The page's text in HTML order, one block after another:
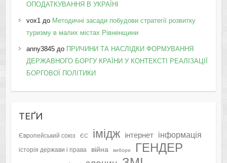
ОПОДАТКУВАННЯ В УКРАЇНІ
vox1до Методичні засади побудови стратегії розвитку
туризму в малих містах Рівненщини
anny3845до ПРИЧИНИ ТА НАСЛІДКИ ФОРМУВАННЯ
ДЕРЖАВНОГО БОРГУ КРАЇНИ У КОНТЕКСТІ РЕАЛІЗАЦІЇ
БОРГОВОЇ ПОЛІТИКИ
ТЕҐИ
Європейський союз ЄС імідж інтернет інформація
історія держави і права війна вибори ГЕНДЕР